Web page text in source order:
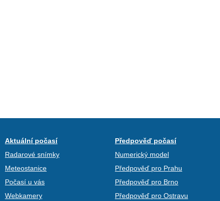
Aktuální počasí
Radarové snímky
Meteostanice
Počasí u vás
Webkamery
Předpověď počasí
Numerický model
Předpověď pro Prahu
Předpověď pro Brno
Předpověď pro Ostravu